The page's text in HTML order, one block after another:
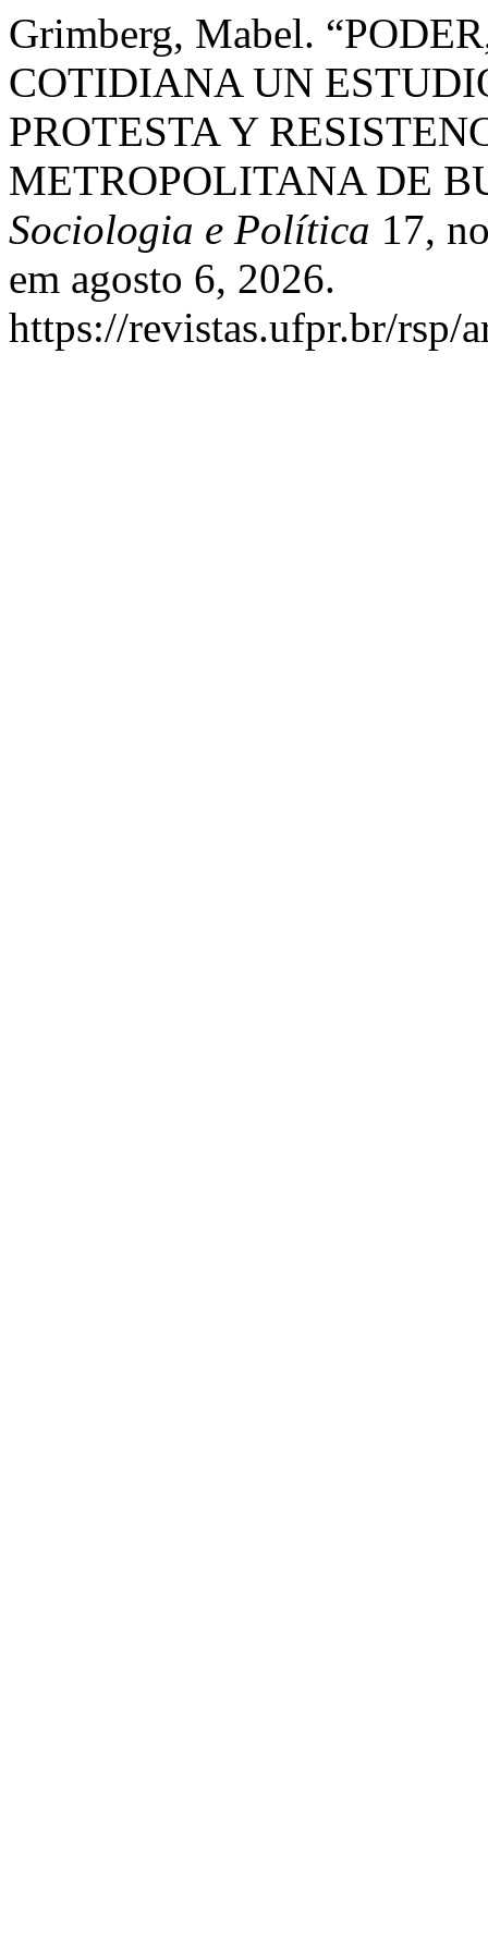
Grimberg, Mabel.
COTIDIANA UN
PROTESTA Y
METROPOLITANA DE
Sociologia e Política 17,
em agosto 6, 2026.
https://revistas.ufpr.br/rsp/